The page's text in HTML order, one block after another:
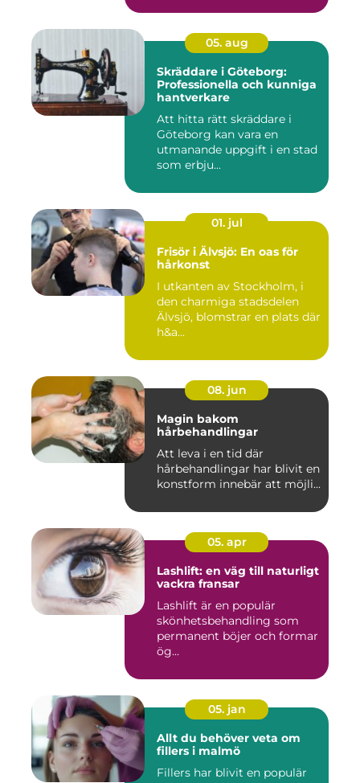
05. aug
Skräddare i Göteborg:
Professionella och kunniga
hantverkare
Att hitta rätt skräddare i
Göteborg kan vara en
utmanande uppgift i en stad
som erbju...
01. jul
Frisör i Älvsjö: En oas för
hårkonst
I utkanten av Stockholm, i
den charmiga stadsdelen
Älvsjö, blomstrar en plats där
h&a...
08. jun
Magin bakom
hårbehandlingar
Att leva i en tid där
hårbehandlingar har blivit en
konstform innebär att möjli...
05. apr
Lashlift: en väg till naturligt
vackra fransar
Lashlift är en populär
skönhetsbehandling som
permanent böjer och formar
ög...
05. jan
Allt du behöver veta om
fillers i malmö
Fillers har blivit en populär